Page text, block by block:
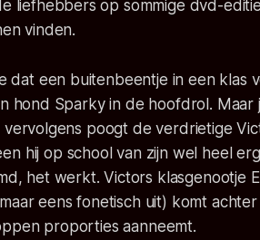
liefhebbers op sommige dvd-
vinden.
dat een buitenbeentje in een klas
hond Sparky in de hoofdrol.
vervolgens poogt de verdrietige
hij op school van zijn wel heel
het werkt. Victors klasgenootje
eens fonetisch uit) komt
proporties aanneemt.